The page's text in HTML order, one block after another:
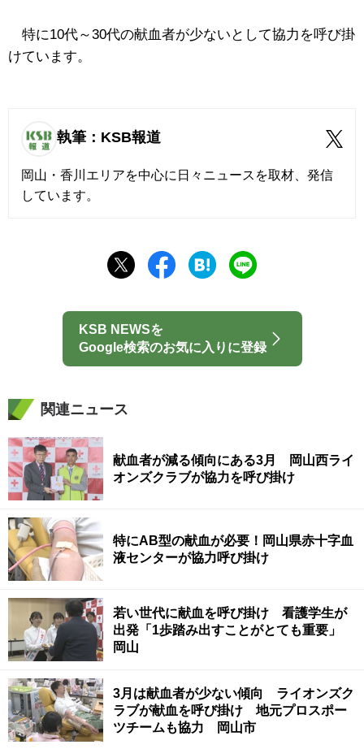
特に10代～30代の献血者が少ないとして協力を呼び掛
けています。
執筆：KSB報道
岡山・香川エリアを中心に日々ニュースを取材、発信
しています。
KSB NEWSを
Google検索のお気に入りに登録
関連ニュース
献血者が減る傾向にある3月 岡山西ライ
オンズクラブが協力を呼び掛け
特にAB型の献血が必要！岡山県赤十字血
液センターが協力呼び掛け
若い世代に献血を呼び掛け 看護学生が
出発「1歩踏み出すことがとても重要」
岡山
3月は献血者が少ない傾向 ライオンズク
ラブが献血を呼び掛け 地元プロスポー
ツチームも協力 岡山市